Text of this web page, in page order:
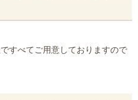
すべてご用意しておりますので